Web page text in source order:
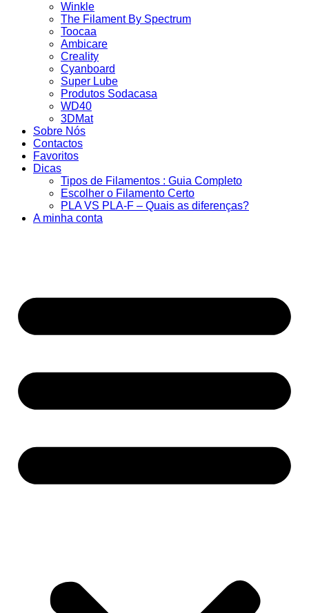
Winkle
The Filament By Spectrum
Toocaa
Ambicare
Creality
Cyanboard
Super Lube
Produtos Sodacasa
WD40
3DMat
Sobre Nós
Contactos
Favoritos
Dicas
Tipos de Filamentos : Guia Completo
Escolher o Filamento Certo
PLA VS PLA-F – Quais as diferenças?
A minha conta